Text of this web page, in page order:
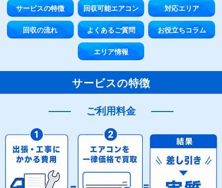
サービスの特徴 回収可能エアコン 対応エリア
回収の流れ よくあるご質問 お役立ちコラム
エリア情報
サービスの特徴
ご利用料金